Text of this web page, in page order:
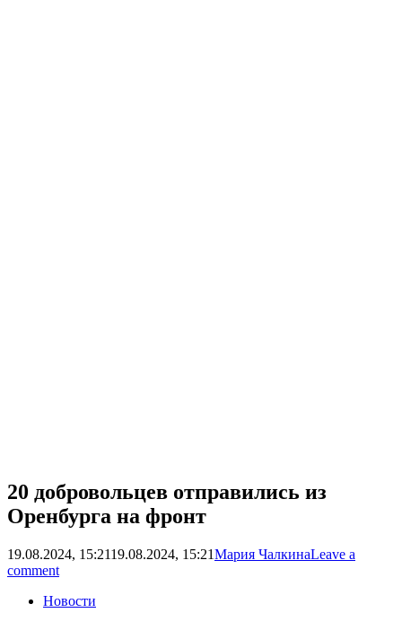
20 добровольцев отправились из
Оренбурга на фронт
19.08.2024, 15:2119.08.2024, 15:21Мария ЧалкинаLeave a
comment
Новости